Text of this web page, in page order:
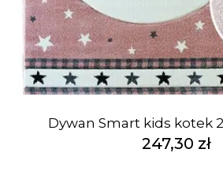
Dywan Smart kids kotek
247,30 zł